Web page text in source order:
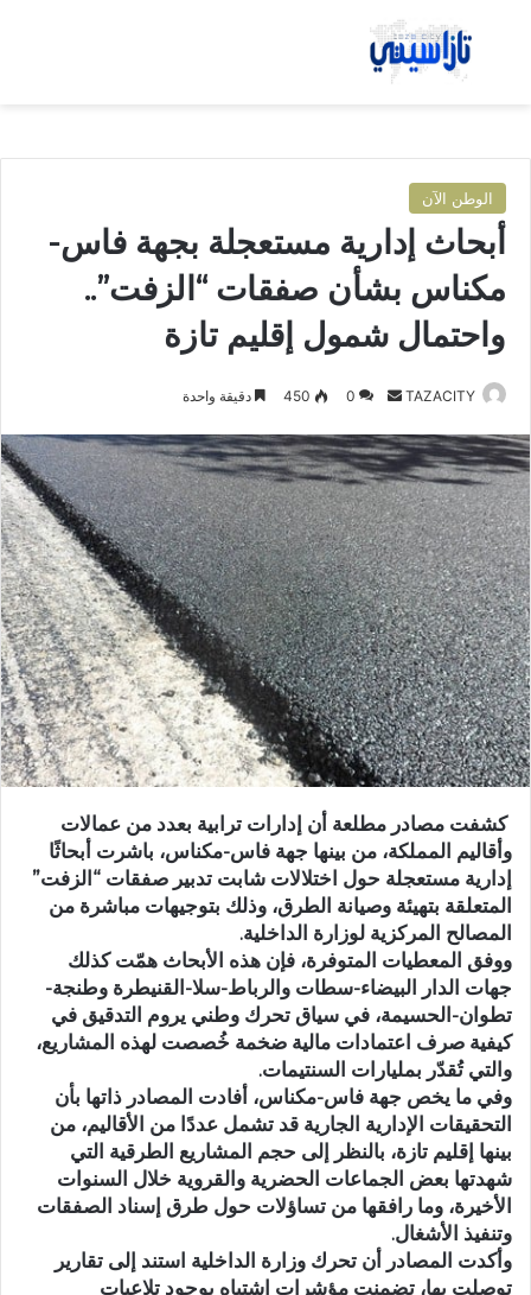
بحث عن
الوطن الآن
أبحاث إدارية مستعجلة بجهة فاس-
مكناس بشأن صفقات “الزفت”..
واحتمال شمول إقليم تازة
TAZACITY
س
ل
ب
ر
ي
د
ا
إ
ل
ك
ت
ر
ن
ي
ا
0
450 دقيقة واحدة
كشفت مصادر مطلعة أن إدارات ترابية بعدد من عمالات
وأقاليم المملكة، من بينها جهة فاس-مكناس، باشرت أبحاثًا
إدارية مستعجلة حول اختلالات شابت تدبير صفقات “الزفت”
المتعلقة بتهيئة وصيانة الطرق، وذلك بتوجيهات مباشرة من
المصالح المركزية لوزارة الداخلية.
ووفق المعطيات المتوفرة، فإن هذه الأبحاث همّت كذلك
جهات الدار البيضاء-سطات والرباط-سلا-القنيطرة وطنجة-
تطوان-الحسيمة، في سياق تحرك وطني يروم التدقيق في
كيفية صرف اعتمادات مالية ضخمة خُصصت لهذه المشاريع،
والتي تُقدّر بمليارات السنتيمات.
وفي ما يخص جهة فاس-مكناس، أفادت المصادر ذاتها بأن
التحقيقات الإدارية الجارية قد تشمل عددًا من الأقاليم، من
بينها إقليم تازة، بالنظر إلى حجم المشاريع الطرقية التي
شهدتها بعض الجماعات الحضرية والقروية خلال السنوات
الأخيرة، وما رافقها من تساؤلات حول طرق إسناد الصفقات
وتنفيذ الأشغال.
وأكدت المصادر أن تحرك وزارة الداخلية استند إلى تقارير
توصلت بها، تضمنت مؤشرات اشتباه بوجود تلاعبات